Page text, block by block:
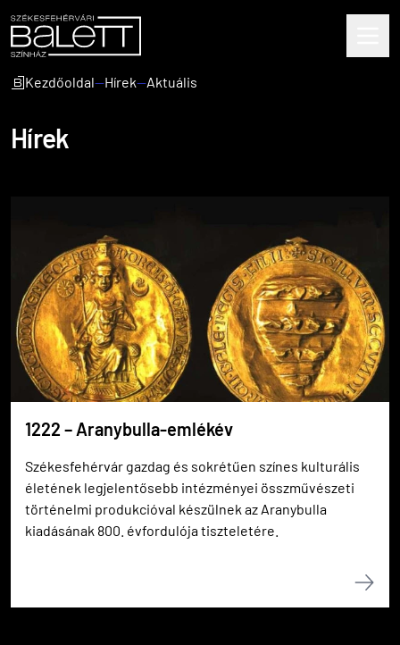
Kezdőoldal—Hírek—Aktuális
Hírek
1222 – Aranybulla-emlékév
Székesfehérvár gazdag és sokrétűen színes kulturális
életének legjelentősebb intézményei összművészeti
történelmi produkcióval készülnek az Aranybulla
kiadásának 800. évfordulója tiszteletére.